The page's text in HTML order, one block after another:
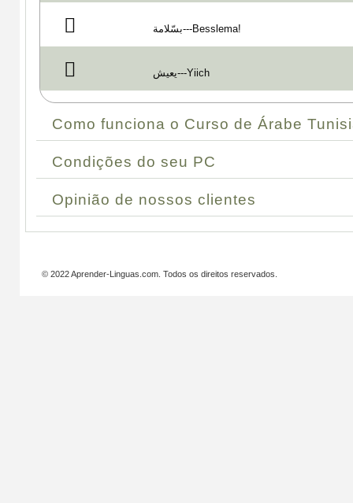
بسّلامة---Besslema!
يعيش---Yiich
Como funciona o Curso de Árabe
Condições do seu PC
Opinião de nossos clientes
© 2022 Aprender-Linguas.com. Todos os direitos reservados.